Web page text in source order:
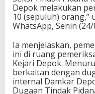
Depok melakukan
10 (sepuluh) orang,”
WhatsApp, Senin (24/
Ia menjelaskan,
ini di ruang
Kejari Depok.
berkaitan dengan
internal Damkar
Dugaan Tindak